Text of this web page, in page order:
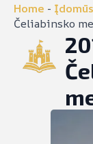
Home -
Čeliabinsko